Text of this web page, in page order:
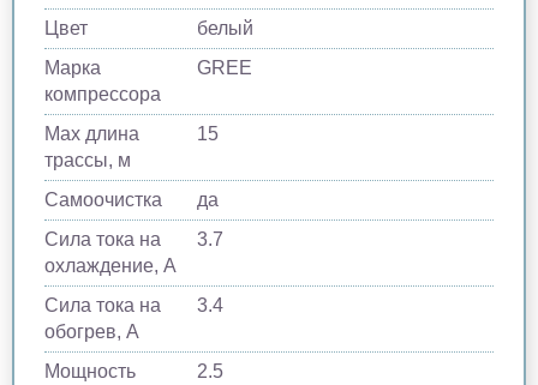
Цвет
белый
Марка
компрессора
GREE
Max длина
трассы, м
15
Самоочистка
да
Сила тока на
охлаждение, А
3.7
Сила тока на
обогрев, А
3.4
Мощность
2.5